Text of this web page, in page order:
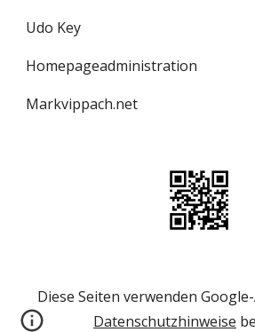
Udo Key
Homepageadministration
Markvippach.net
Datenschutzhinweise